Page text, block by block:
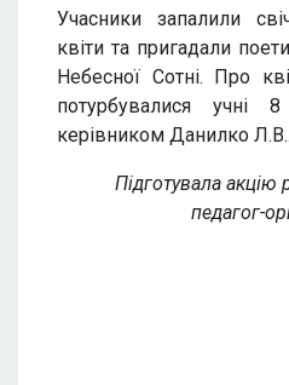
Учасники запалили
квіти та пригадали
Небесної Сотні. Про
потурбувалися
керівником Данилко Л.В..
Підготувала
педагог-